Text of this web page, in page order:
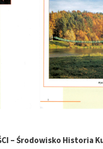
– Środowisko Historia